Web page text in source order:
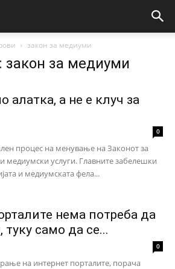
закон за медиуми
закон за медиуми
алатка, а не е клуч за
0
процес на менување на Законот за
медиумски услуги. Главните забелешки
и медиумската фела...
нема потреба да
туку само да се...
0
на интернет порталите, порача